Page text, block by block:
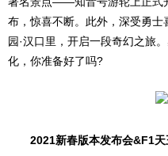
布，惊喜不断。此外，深受勇
园·汉口里，开启一段奇幻之旅
化，你准备好了吗?
2021新春版本发布会&F1